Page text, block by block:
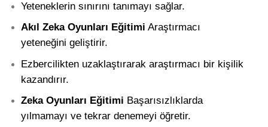
Yeteneklerin sınırını tanımayı sağlar.
Akıl Zeka Oyunları Eğitimi Araştırmacı
yeteneğini geliştirir.
Ezbercilikten uzaklaştırarak araştırmacı bir kişilik
kazandırır.
Zeka Oyunları Eğitimi Başarısızlıklarda
yılmamayı ve tekrar denemeyi öğretir.